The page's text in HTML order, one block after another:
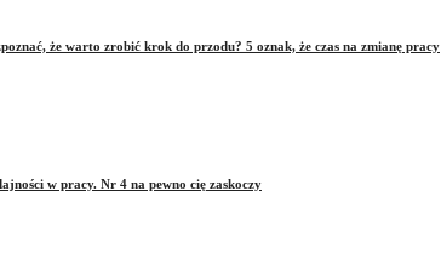
że warto zrobić krok do przodu? 5 oznak, że czas na zmianę pracy
w pracy. Nr 4 na pewno cię zaskoczy